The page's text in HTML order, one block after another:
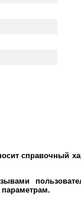
справочный